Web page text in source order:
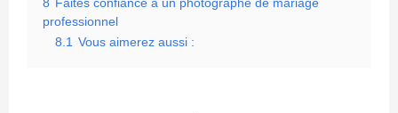
8 Faites confiance à un photographe de mariage
professionnel
8.1 Vous aimerez aussi :